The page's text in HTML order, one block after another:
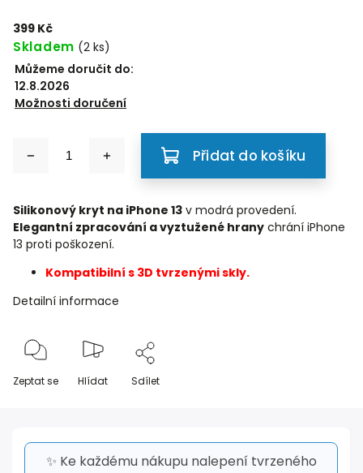
399 Kč
Skladem (2 ks)
Můžeme doručit do:
12.8.2026
Možnosti doručení
Přidat do košíku
Silikonový kryt na iPhone 13 v modrá provedení.
Elegantní zpracování a vyztužené hrany chrání iPhone
13 proti poškození.
Kompatibilní s 3D tvrzenými skly.
Detailní informace
Zeptat se Hlídat Sdílet
✨ Ke každému nákupu nalepení tvrzeného